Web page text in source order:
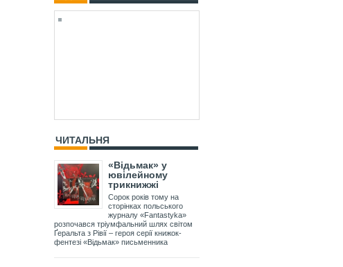
ЧИТАЛЬНЯ
«Відьмак» у
ювілейному
трикнижжі
Сорок років тому на
сторінках польського
журналу «Fantastyka»
розпочався тріумфальний шлях світом
Ґеральта з Рівії – героя серії книжок-
фентезі «Відьмак» письменника